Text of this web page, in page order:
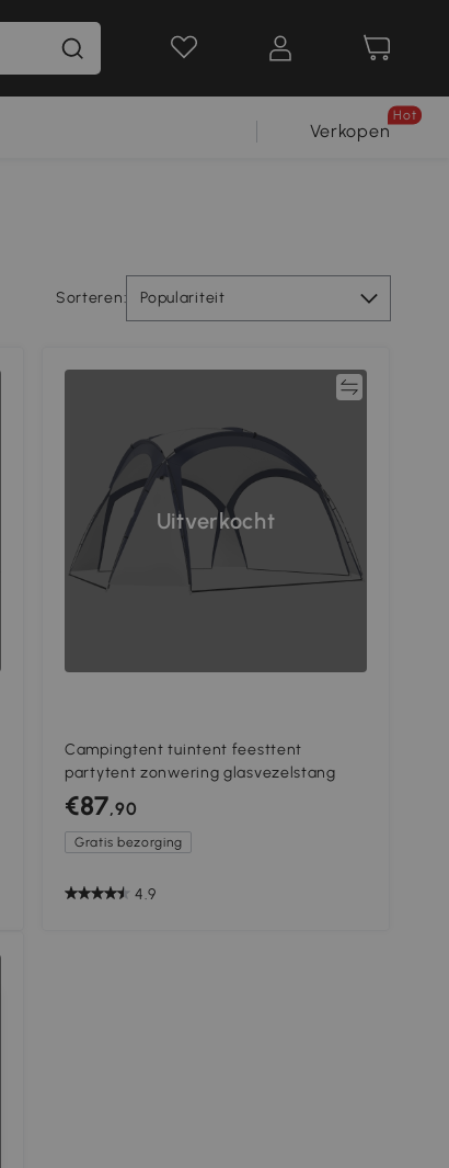
Verkopen
Hot
Sorteren: Populariteit
Uitverkocht
Campingtent tuintent feesttent
partytent zonwering glasvezelstang
€87,90
Gratis bezorging
4.9